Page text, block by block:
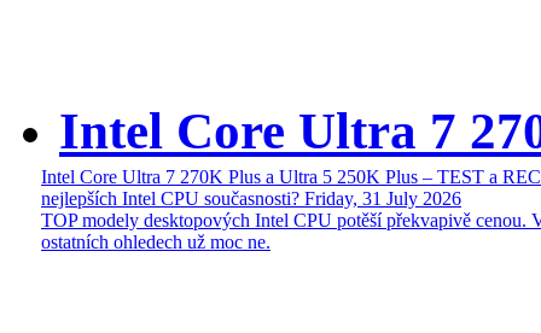
Intel Core Ultra 7
Intel Core Ultra 7 270K Plus a Ultra 5 250K Plus – TEST a
nejlepších Intel CPU současnosti? Friday, 31 July 2026
TOP modely desktopových Intel CPU potěší překvapivě cenou.
ostatních ohledech už moc ne.